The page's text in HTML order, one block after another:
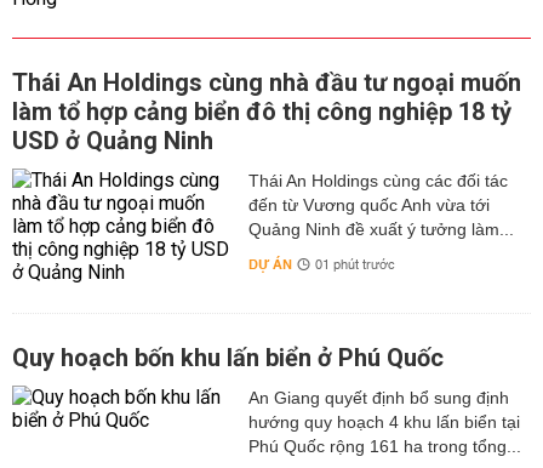
Thái An Holdings cùng nhà đầu tư ngoại muốn
làm tổ hợp cảng biển đô thị công nghiệp 18 tỷ
USD ở Quảng Ninh
Thái An Holdings cùng các đối tác
đến từ Vương quốc Anh vừa tới
Quảng Ninh đề xuất ý tưởng làm...
DỰ ÁN 01 phút trước
Quy hoạch bốn khu lấn biển ở Phú Quốc
An Giang quyết định bổ sung định
hướng quy hoạch 4 khu lấn biển tại
Phú Quốc rộng 161 ha trong tổng...